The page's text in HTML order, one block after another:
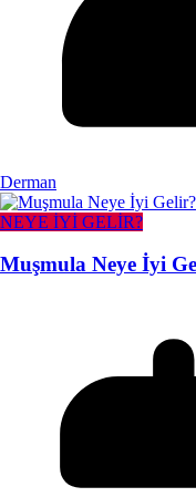
Derman
NEYE İYİ GELİR?
Muşmula Neye İyi